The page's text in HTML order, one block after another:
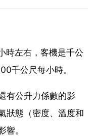
時左右，客機是千公
千公尺每小時。
有公升力係數的影
狀態（密度、溫度和
響。